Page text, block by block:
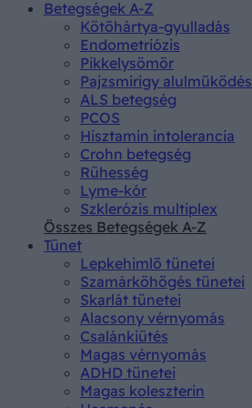
Betegségek A-Z
Kötőhártya-gyulladás
Endometriózis
Pikkelysömör
Pajzsmirigy alulműködés
ALS betegség
PCOS
Hisztamin intolerancia
Crohn betegség
Rühesség
Lyme-kór
Szklerózis multiplex
Összes Betegségek A-Z
Tünet
Lepkehimlő tünetei
Szamárköhögés tünetei
Skarlát tünetei
Alacsony vérnyomás
Csalánkiütés
Magas vérnyomás
ADHD tünetei
Magas koleszterin